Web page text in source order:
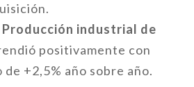
Producción industrial de
positivamente con
de +2,5% año sobre año.